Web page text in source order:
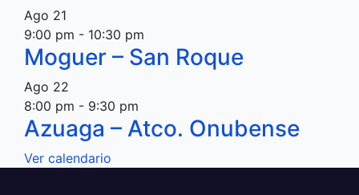
Ago 21
9:00 pm - 10:30 pm
Moguer – San Roque
Ago 22
8:00 pm - 9:30 pm
Azuaga – Atco. Onubense
Ver calendario